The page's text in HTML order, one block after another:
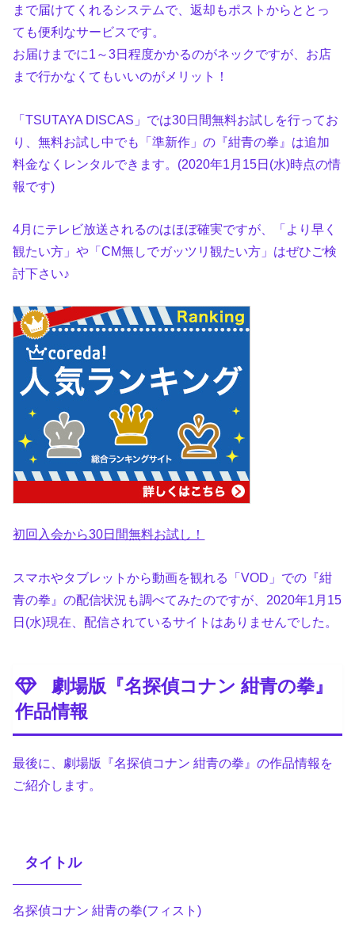
まで届けてくれるシステムで、返却もポストからととっ
ても便利なサービスです。
お届けまでに1～3日程度かかるのがネックですが、お店
まで行かなくてもいいのがメリット！
「TSUTAYA DISCAS」では30日間無料お試しを行ってお
り、無料お試し中でも「準新作」の『紺青の拳』は追加
料金なくレンタルできます。(2020年1月15日(水)時点の情
報です)
4月にテレビ放送されるのはほぼ確実ですが、「より早く
観たい方」や「CM無しでガッツリ観たい方」はぜひご検
討下さい♪
初回入会から30日間無料お試し！
スマホやタブレットから動画を観れる「VOD」での『紺
青の拳』の配信状況も調べてみたのですが、2020年1月15
日(水)現在、配信されているサイトはありませんでした。
劇場版『名探偵コナン 紺青の拳』
作品情報
最後に、劇場版『名探偵コナン 紺青の拳』の作品情報を
ご紹介します。
タイトル
名探偵コナン 紺青の拳(フィスト)